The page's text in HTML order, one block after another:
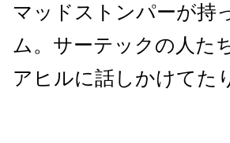
マッドストンパーが持
ム。サーテックの人た
アヒルに話しかけてた